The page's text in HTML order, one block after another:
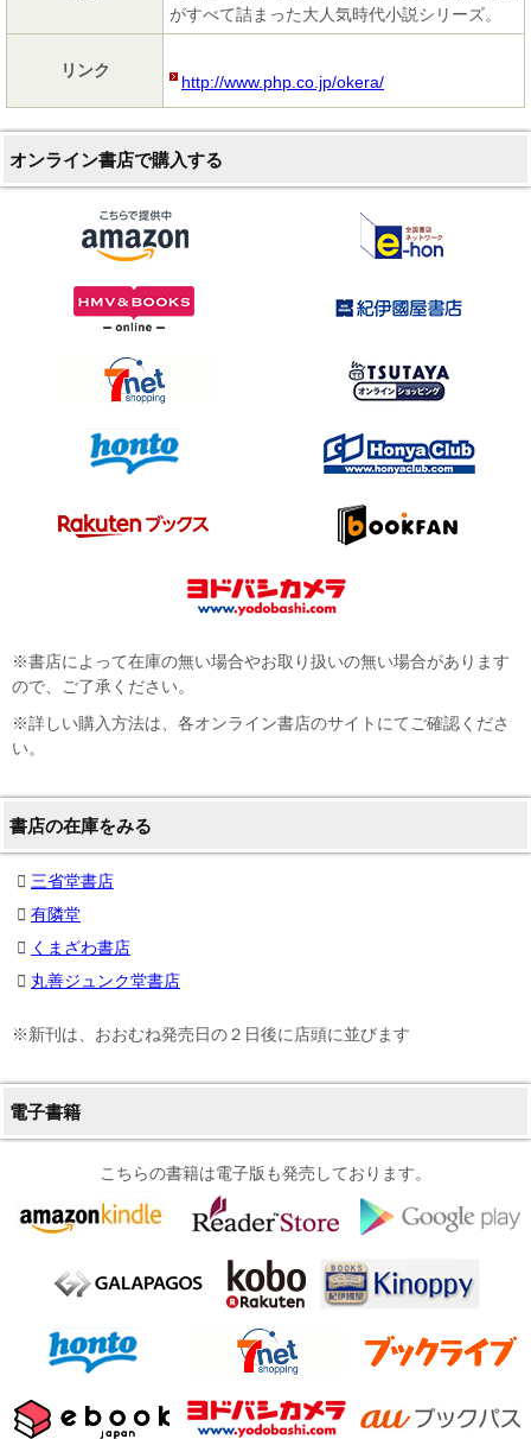
がすべて詰まった大人気時代小説シリーズ。
リンク
http://www.php.co.jp/okera/
オンライン書店で購入する
※書店によって在庫の無い場合やお取り扱いの無い場合があります
ので、ご了承ください。
※詳しい購入方法は、各オンライン書店のサイトにてご確認くださ
い。
書店の在庫をみる
三省堂書店
有隣堂
くまざわ書店
丸善ジュンク堂書店
※新刊は、おおむね発売日の２日後に店頭に並びます
電子書籍
こちらの書籍は電子版も発売しております。